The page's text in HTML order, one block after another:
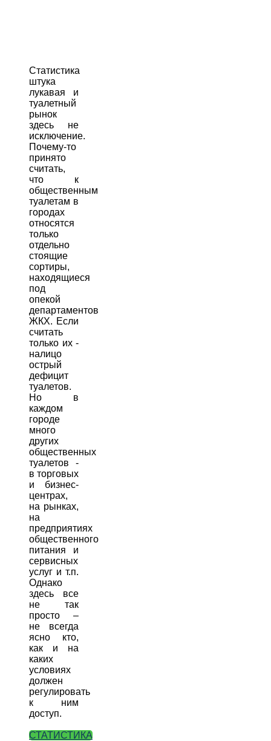
Статистика
штука
лукавая и
туалетный
рынок
здесь не
исключение.
Почему-то
принято
считать,
что к
общественным
туалетам в
городах
относятся
только
отдельно
стоящие
сортиры,
находящиеся
под
опекой
департаментов
ЖКХ. Если
считать
только их -
налицо
острый
дефицит
туалетов.
Но в
каждом
городе
много
других
общественных
туалетов -
в торговых
и бизнес-
центрах,
на рынках,
на
предприятиях
общественного
питания и
сервисных
услуг и т.п.
Однако
здесь все
не так
просто –
не всегда
ясно кто,
как и на
каких
условиях
должен
регулировать
к ним
доступ.
СТАТИСТИКА